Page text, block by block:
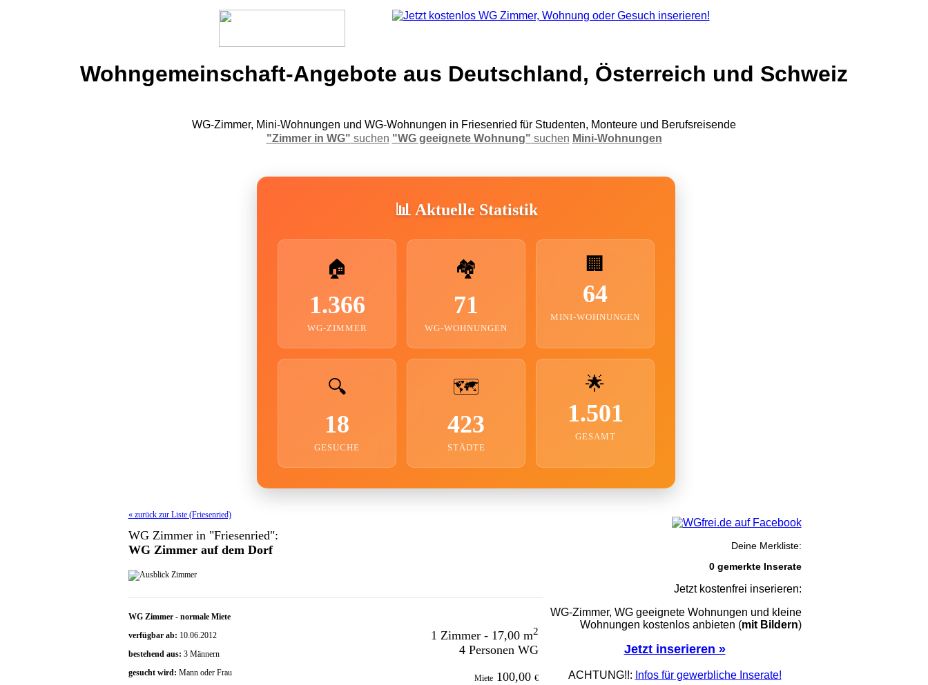
Wohngemeinschaft-Angebote aus Deutschland, Österreich und Schweiz
WG-Zimmer, Mini-Wohnungen und WG-Wohnungen in Friesenried für Studenten, Monteure und Berufsreisende
"Zimmer in WG" suchen "WG geeignete Wohnung" suchen Mini-Wohnungen
📊 Aktuelle Statistik
🏠
1.366
WG-ZIMMER
🏘️
71
WG-WOHNUNGEN
🏢
64
MINI-WOHNUNGEN
🔍
18
GESUCHE
🗺️
423
STÄDTE
🌟
1.501
GESAMT
« zurück zur Liste (Friesenried)
WG Zimmer in "Friesenried":
WG Zimmer auf dem Dorf
WG Zimmer- normale Miete
verfügbar ab: 10.06.2012
bestehend aus: 3 Männern
gesucht wird: Mann oder Frau
1 Zimmer - 17,00 m2
4 Personen WG
Miete100,00 €
Deine Merkliste:
0 gemerkte Inserate
Jetzt kostenfrei inserieren:
WG-Zimmer, WG geeignete Wohnungen und kleine
Wohnungen kostenlos anbieten (mit Bildern)
Jetzt inserieren »
ACHTUNG!!: Infos für gewerbliche Inserate!